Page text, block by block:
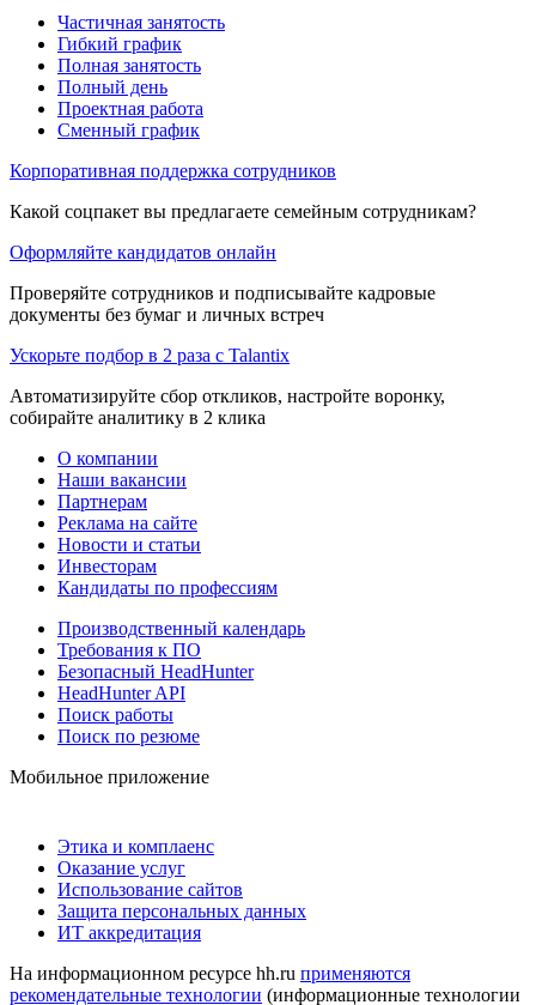
Частичная занятость
Гибкий график
Полная занятость
Полный день
Проектная работа
Сменный график
Корпоративная поддержка сотрудников
Какой соцпакет вы предлагаете семейным сотрудникам?
Оформляйте кандидатов онлайн
Проверяйте сотрудников и подписывайте кадровые
документы без бумаг и личных встреч
Ускорьте подбор в 2 раза с Talantix
Автоматизируйте сбор откликов, настройте воронку,
собирайте аналитику в 2 клика
О компании
Наши вакансии
Партнерам
Реклама на сайте
Новости и статьи
Инвесторам
Кандидаты по профессиям
Производственный календарь
Требования к ПО
Безопасный HeadHunter
HeadHunter API
Поиск работы
Поиск по резюме
Мобильное приложение
Этика и комплаенс
Оказание услуг
Использование сайтов
Защита персональных данных
ИТ аккредитация
На информационном ресурсе hh.ru применяются
рекомендательные технологии (информационные технологии